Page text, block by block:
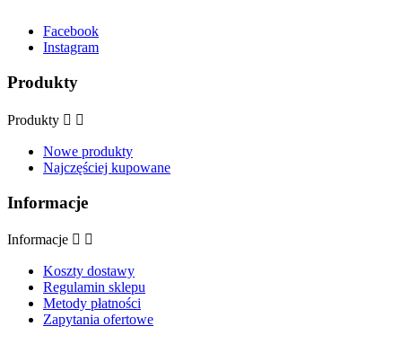
Facebook
Instagram
Produkty
Produkty  
Nowe produkty
Najczęściej kupowane
Informacje
Informacje  
Koszty dostawy
Regulamin sklepu
Metody płatności
Zapytania ofertowe